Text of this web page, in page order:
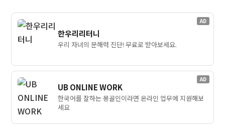
AD
한우리리터니
우리 자녀의 문해력 진단! 무료로 받아보세요.
AD
UB ONLINE WORK
한국어를 잘하는 몽골인이라면 온라인 업무에 지원해보
세요